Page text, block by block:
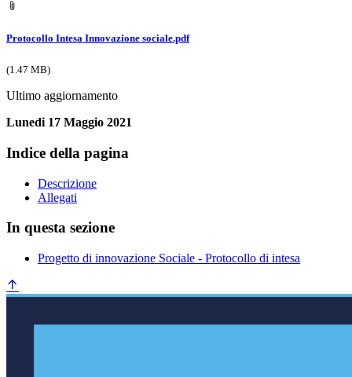
Protocollo Intesa Innovazione sociale.pdf
(1.47 MB)
Ultimo aggiornamento
Lunedi 17 Maggio 2021
Indice della pagina
Descrizione
Allegati
In questa sezione
Progetto di innovazione Sociale - Protocollo di intesa